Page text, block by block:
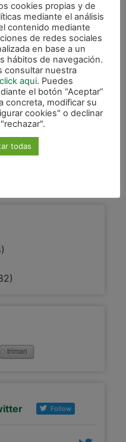
Copa
(4-3)
campeón de la
Sala, competición
Navarra de Fútbol.
triman
Follow
cookies propias y de
mediante el análisis
contenido mediante
de redes sociales
en base a un
hábitos de navegación.
consultar nuestra
click aqui. Puedes
el botón “Aceptar”
concreta, modificar su
cookies" o declinar
todas